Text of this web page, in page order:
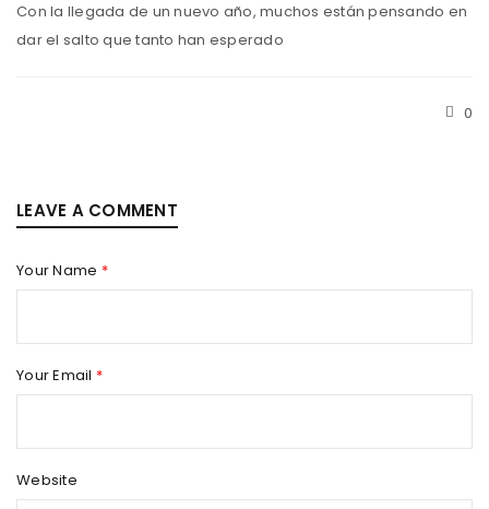
Con la llegada de un nuevo año, muchos están pensando en
dar el salto que tanto han esperado
0
LEAVE A COMMENT
Your Name *
Your Email *
Website